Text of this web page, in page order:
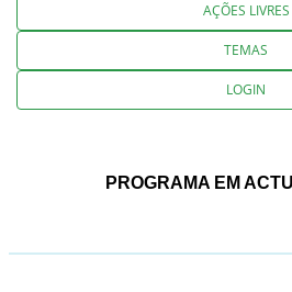
AÇÕES LIVRES
TEMAS
LOGIN
PROGRAMA EM